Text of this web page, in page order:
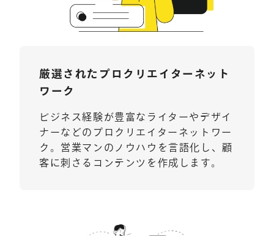
厳選された プロクリエイター ネット
ワーク
ビジネス経験が豊富なライターやデザイ
ナーなどのプロクリエイターネットワー
ク。営業マンのノウハウを言語化し、顧
客に刺さるコンテンツを作成します。